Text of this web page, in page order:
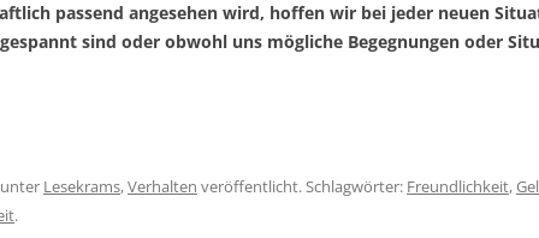
passend angesehen wird, hoffen wir bei jeder neuen
sind oder obwohl uns mögliche Begegnungen oder
Lesekrams,Verhalten veröffentlicht. Schlagwörter: Freundlichkeit,
.